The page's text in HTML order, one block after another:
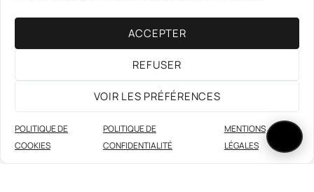
ACCEPTER
REFUSER
VOIR LES PRÉFÉRENCES
POLITIQUE DE
COOKIES
POLITIQUE DE
CONFIDENTIALITÉ
MENTIONS
LÉGALES
Accueil Articles
Article partenaire
À propos
Politique de confidentialité
Copyright © 2026 FUTUMUNA